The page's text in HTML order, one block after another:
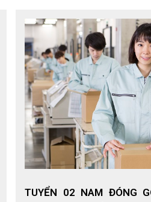
TUYỂN 02 NAM ĐÓNG